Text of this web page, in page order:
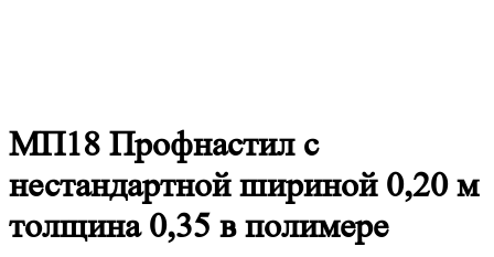
МП18 Профнастил с
нестандартной шириной 0,20 м
толщина 0,35 в полимере